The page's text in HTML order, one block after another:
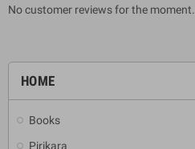
HOME
Books
Pirikara
No customer reviews for the moment.